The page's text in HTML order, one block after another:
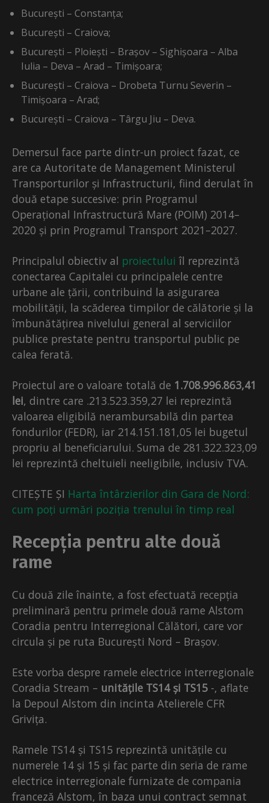
București – Constanța;
București – Craiova;
București – Ploiești – Brașov – Sighișoara – Alba
Iulia – Deva – Arad – Timișoara;
București – Craiova – Drobeta Turnu Severin –
Timișoara – Arad;
București – Craiova – Târgu Jiu – Deva.
Demersul face parte dintr-un proiect fazat, ce
are ca Autoritate de Management Ministerul
Transporturilor și Infrastructurii, fiind derulat în
două etape succesive: prin Programul
Operațional Infrastructură Mare (POIM) 2014–
2020 și prin Programul Transport 2021–2027.
Principalul obiectiv al proiectului îl reprezintă
conectarea Capitalei cu principalele centre
urbane ale țării, contribuind la asigurarea
mobilității, la scăderea timpilor de călătorie și la
îmbunătățirea nivelului general al serviciilor
publice prestate pentru transportul public pe
calea ferată.
Proiectul are o valoare totală de 1.708.996.863,41
lei, dintre care .213.523.359,27 lei reprezintă
valoarea eligibilă nerambursabilă din partea
fondurilor (FEDR), iar 214.151.181,05 lei bugetul
propriu al beneficiarului. Suma de 281.322.323,09
lei reprezintă cheltuieli neeligibile, inclusiv TVA.
CITEȘTE ȘI Harta întârzierilor din Gara de Nord:
cum poți urmări poziția trenului în timp real
Recepția pentru alte două
rame
Cu două zile înainte, a fost efectuată recepția
preliminară pentru primele două rame Alstom
Coradia pentru Interregional Călători, care vor
circula și pe ruta București Nord – Brașov.
Este vorba despre ramele electrice interregionale
Coradia Stream – unitățile TS14 și TS15 -, aflate
la Depoul Alstom din incinta Atelierele CFR
Grivița.
Ramele TS14 și TS15 reprezintă unitățile cu
numerele 14 și 15 și fac parte din seria de rame
electrice interregionale furnizate de compania
franceză Alstom, în baza unui contract semnat